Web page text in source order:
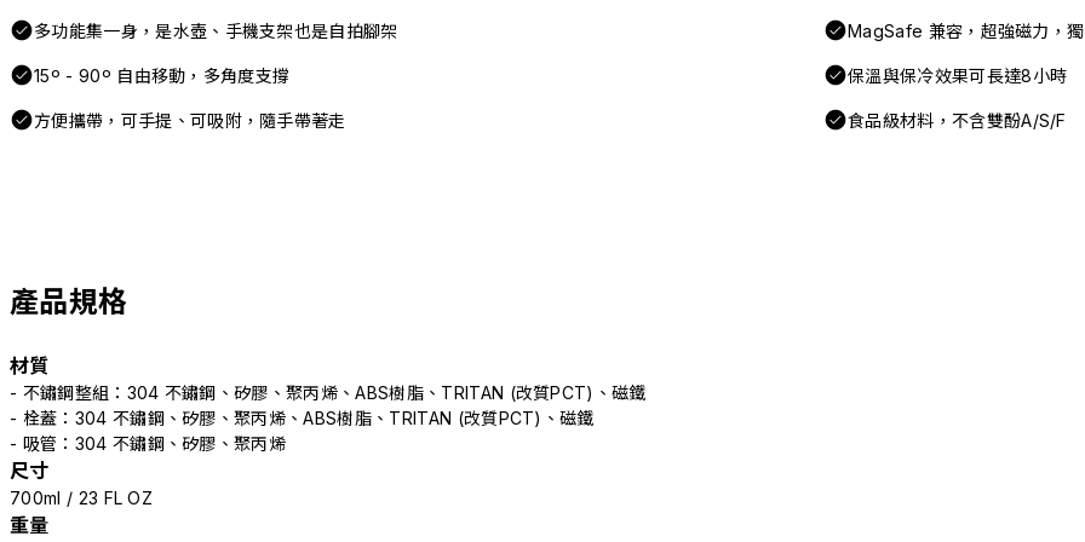
多功能集一身，是水壺、手機支架也是自拍腳架 MagSafe 兼容，超強磁力，
15º - 90º 自由移動，多角度支撐 保溫與保冷效果可長達8小時
方便攜帶，可手提、可吸附，隨手帶著走 食品級材料，不含雙酚A/S/F
產品規格
材質
- 不鏽鋼整組：304 不鏽鋼、矽膠、聚丙烯、ABS樹脂、TRITAN (改質PCT)、磁鐵
- 栓蓋：304 不鏽鋼、矽膠、聚丙烯、ABS樹脂、TRITAN (改質PCT)、磁鐵
- 吸管：304 不鏽鋼、矽膠、聚丙烯
尺寸
700ml / 23 FL OZ
重量